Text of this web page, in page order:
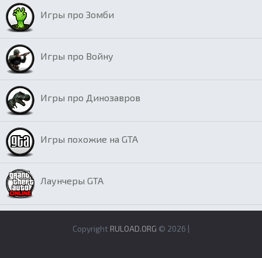
Игры про Зомби
Игры про Войну
Игры про Динозавров
Игры похожие на GTA
Лаунчеры GTA
Copyright RULOAD.ORG © 2026 |